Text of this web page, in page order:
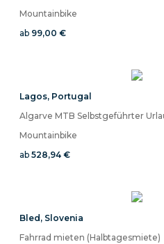
Mountainbike
ab 99,00 €
Lagos, Portugal
Algarve MTB Selbstgeführter
Mountainbike
ab 528,94 €
Bled , Slovenia
Fahrrad mieten (Halbtagesmiete)